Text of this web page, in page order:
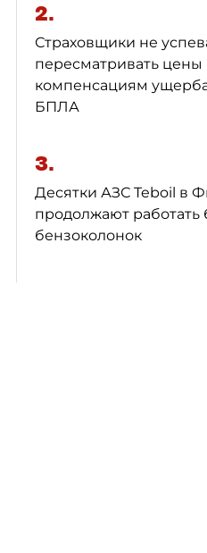
2.
Страховщики не
пересматривать цены
компенсациям ущерба
БПЛА
3.
Десятки АЗС Teboil в
продолжают работать
бензоколонок